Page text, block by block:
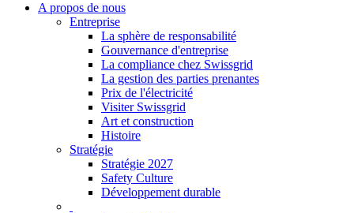
A propos de nous
Entreprise
La sphère de responsabilité
Gouvernance d'entreprise
La compliance chez Swissgrid
La gestion des parties prenantes
Prix de l'électricité
Visiter Swissgrid
Art et construction
Histoire
Stratégie
Stratégie 2027
Safety Culture
Développement durable